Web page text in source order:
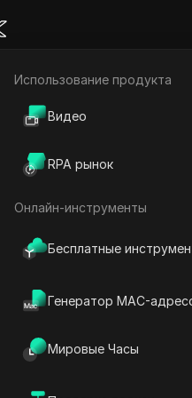
Электронная коммерция
Использование продукта
Видео
RPA рынок
Онлайн-инструменты
Бесплатные
Генератор MAC-
Мировые Часы
к аккаунту
сотрудничества с
учетной записью
получать